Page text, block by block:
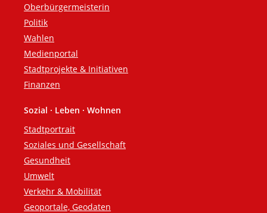
Oberbürgermeisterin
Politik
Wahlen
Medienportal
Stadtprojekte & Initiativen
Finanzen
Sozial · Leben · Wohnen
Stadtportrait
Soziales und Gesellschaft
Gesundheit
Umwelt
Verkehr & Mobilität
Geoportale, Geodaten